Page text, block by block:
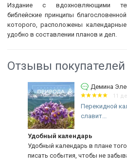
Издание с вдохновляющими
библейские принципы
которого, расположены
удобно в составлении планов и дел.
Отзывы покупателей
Демина
11
Перекидной
славит...
Удобный календарь
Удобный календарь в плане того,
писать события, чтобы не забывать.